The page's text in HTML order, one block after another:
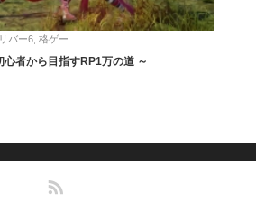
バー6 格ゲー
心者から目指すRP1万の道 ～